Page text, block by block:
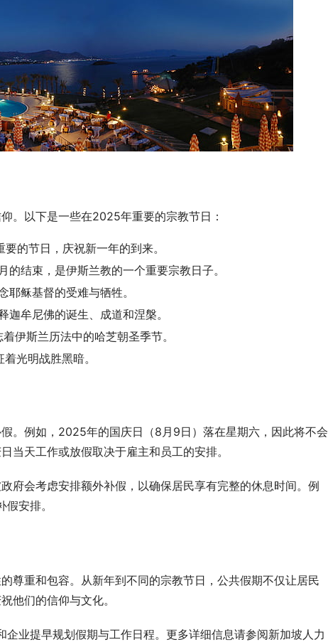
。以下是一些在2025年重要的宗教节日：
的节日，庆祝新一年的到来。
的结束，是伊斯兰教的一个重要宗教日子。
耶稣基督的受难与牺牲。
迦牟尼佛的诞生、成道和涅槃。
伊斯兰历法中的哈芝朝圣季节。
光明战胜黑暗。
。例如，2025年的国庆日（8月9日）落在星期六，因此将不会
当天工作或放假取决于雇主和员工的安排。
府会考虑安排额外补假，以确保居民享有完整的休息时间。例
安排。
尊重和包容。从新年到不同的宗教节日，公共假期不仅让居民
他们的信仰与文化。
业提早规划假期与工作日程。更多详细信息请参阅新加坡人力